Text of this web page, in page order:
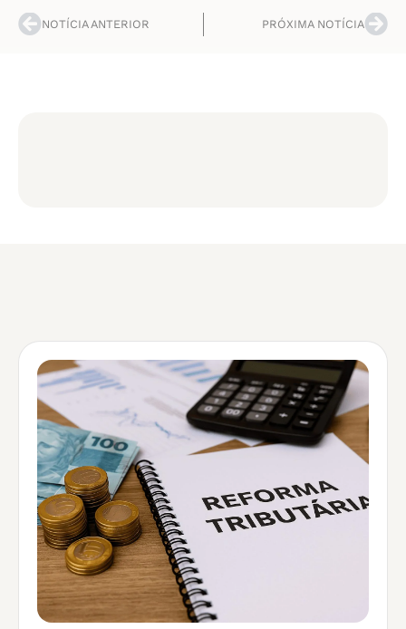
NOTÍCIA ANTERIOR PRÓXIMA NOTÍCIA